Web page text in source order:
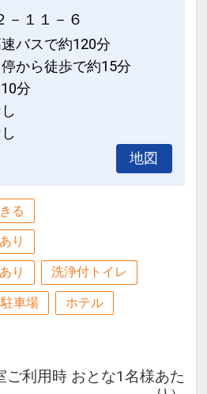
月～１０月予定）
れます。
ェア・スリッパをご
の方に、滞在中ラン
ニュー）
れます。
「エコ清掃」を導入
申込がお得】早期申込
までにお申し込みにな
り様
過ぎてからの変更（人
イプ・食事条件・プラ
期申込割引は適用され
はできません。
行代金は、カレンダ
だいた後表示される
認画面」でご確認くだ
－１１－６
バスで約120分
から徒歩で約15分
分
地図
る
り
り 洗浄付トイレ
車場 ホテル
ご利用時 おとな1名様あた